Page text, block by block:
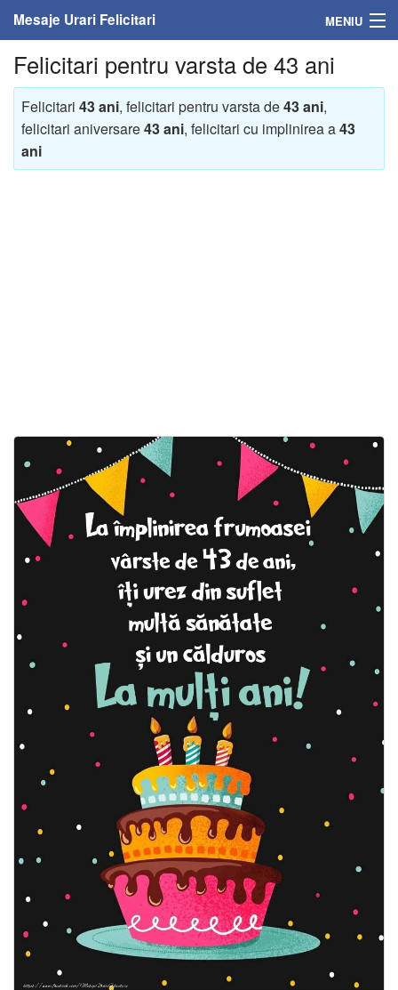
Mesaje Urari Felicitari MENIU
Home
Mesaje
Felicitari
Felicitari muzicale
Felicitari muzicale personalizate
Felicitari animate
Invitatii personalizate
Conecteaza-te
Felicitari pentru varsta de 43 ani
Felicitari 43 ani, felicitari pentru varsta de43 ani,
felicitari aniversare43 ani, felicitari cu implinirea a43
ani